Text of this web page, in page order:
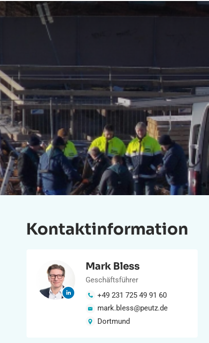
Arbeiten bei Peutz
Kontaktinformation
Mark Bless
Geschäftsführer
+49 231 725 49 91 60
mark.bless@peutz.de
Dortmund